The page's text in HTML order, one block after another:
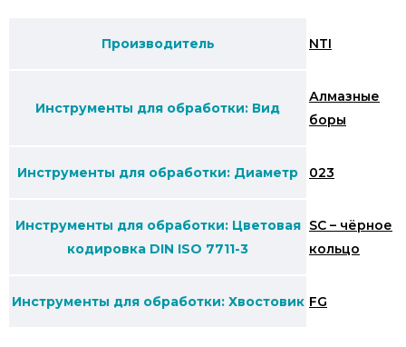
Производитель NTI
Инструменты для обработки: Вид
Алмазные
боры
Инструменты для обработки: Диаметр 023
Инструменты для обработки: Цветовая
кодировка DIN ISO 7711-3
SC – чёрное
кольцо
Инструменты для обработки: Хвостовик FG